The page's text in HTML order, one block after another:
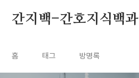
간지백-간호지식백과
홈 태그 방명록